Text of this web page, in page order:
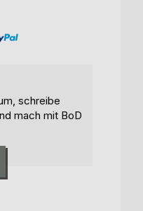
schreibe
mach mit BoD